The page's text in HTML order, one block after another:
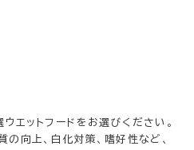
エットフードをお選びください。
の向上、白化対策、嗜好性など、